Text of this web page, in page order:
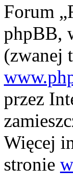
Forum
phpBB,
(zwanej
przez
Więcej
stronie